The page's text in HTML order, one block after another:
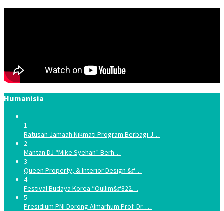
Humanisia
1
Ratusan Jamaah Nikmati Program Berbagi J…
2
Mantan DJ “Mike Syehan” Berh…
3
Queen Property, & Interior Design &#…
4
Festival Budaya Korea “Oullim&#822…
5
Presidium PNI Dorong Almarhum Prof. Dr. …